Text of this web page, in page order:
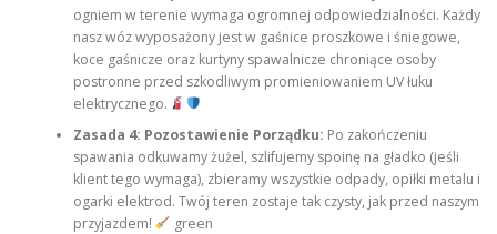
ogniem w terenie wymaga ogromnej odpowiedzialności. Każdy
nasz wóz wyposażony jest w gaśnice proszkowe i śniegowe,
koce gaśnicze oraz kurtyny spawalnicze chroniące osoby
postronne przed szkodliwym promieniowaniem UV łuku
elektrycznego.
Zasada 4: Pozostawienie Porządku: Po zakończeniu
spawania odkuwamy żużel, szlifujemy spoinę na gładko (jeśli
klient tego wymaga), zbieramy wszystkie odpady, opiłki metalu i
ogarki elektrod. Twój teren zostaje tak czysty, jak przed naszym
przyjazdem!
green